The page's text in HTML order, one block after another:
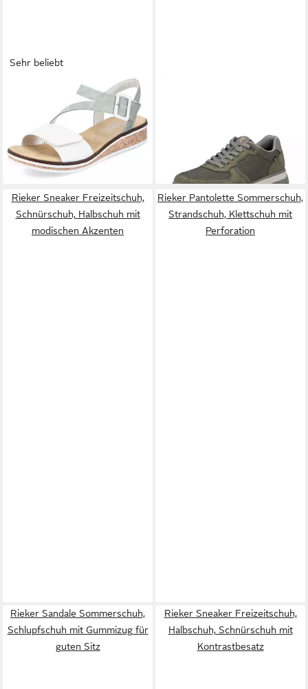
Sehr beliebt
Riemchensandale
Sommerschuh, Sandalette,
Keilabsatz, mit
asymmetrischem Riemchen
ab 47,45 €
Rieker Sneaker Freizeitschuh,
Schnürschuh, Halbschuh mit
modischen Akzenten
Rieker Pantolette Sommerschuh,
Strandschuh, Klettschuh mit
Perforation
Rieker Sandale Sommerschuh,
Schlupfschuh mit Gummizug für
guten Sitz
Rieker Sneaker Freizeitschuh,
Halbschuh, Schnürschuh mit
Kontrastbesatz